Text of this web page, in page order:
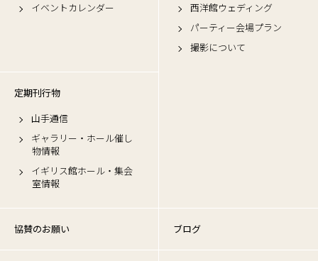
イベントカレンダー
西洋館ウェディング
パーティー会場プラン
撮影について
定期刊行物
山手通信
ギャラリー・ホール催し
物情報
イギリス館ホール・集会
室情報
協賛のお願い ブログ